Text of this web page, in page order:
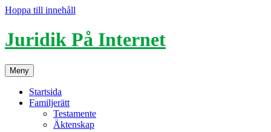
Hoppa till innehåll
Juridik På Internet
Meny
Startsida
Familjerätt
Testamente
Äktenskap